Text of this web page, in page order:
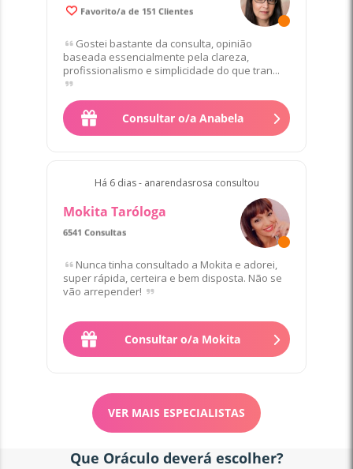
99.8% de Clientes satisfeitos/as
Favorito/a de 151 Clientes
Gostei bastante da consulta, opinião
baseada essencialmente pela clareza,
profissionalismo e simplicidade do que tran...
Consultar o/a Anabela
Há 6 dias - anarendasrosa consultou
Mokita Taróloga
6541 Consultas
Favorito/a de 69 Clientes
Nunca tinha consultado a Mokita e adorei,
super rápida, certeira e bem disposta. Não se
vão arrepender!
Consultar o/a Mokita
VER MAIS ESPECIALISTAS
Que Oráculo deverá escolher?